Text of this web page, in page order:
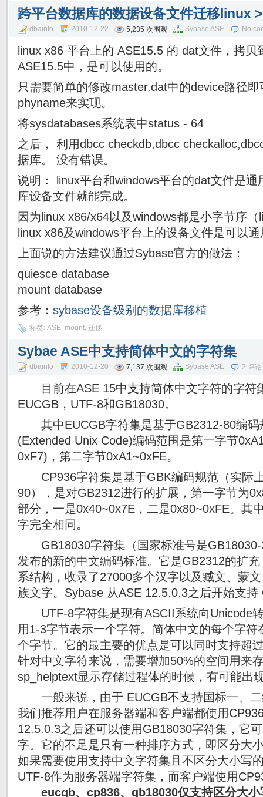
跨平台数据库的数据设备文件迁移linux
dbainfo 2010-12-22 5,235 次围观 Sybase ASE No
linux x86 平台上的 ASE15.5 的 dat文件，拷贝
ASE15.5中，是可以使用的。
只需要简单的修改master.dat中的device路径
phyname来实现。
将sysdatabases系统表中status - 64
之后， 利用dbcc checkdb,dbcc
据库。 没有错误。
说明： linux平台和windows平台的dat文件是
库设备文件就能完成。
因为linux x86/x64以及windows都是小字节序
linux x86及windows平台上的设备文件是可以
上面说的方法建议通过Sybase官方的做法：
quiesce database
mount database
参考： sybase设备级别的数据库移植
标签: ASE, mount, 迁移
Sybae ASE中支持简体中文的字符集
dbainfo 2010-12-20 7,137 次围观 Sybase ASE 2 评论
目前在ASE 15中支持简体中文字符的字符
EUCGB，UTF-8和GB18030。
其中EUCGB字符集是基于GB2312-80编码
(Extended Unix Code)编码范围是第一字节
0xF7)，第二字节0xA1~0xFE。
CP936字符集是基于GBK编码规范（实际
90），是对GB2312进行的扩展，第一字节为
部分，一是0x40~0x7E，二是0x80~0xFE。其
字完全相同。
GB18030字符集（国家标准号是GB18030-
发布的新的中文编码标准。它是GB2312的扩
系结构，收录了27000多个汉字以及臧文、蒙
族文字。Sybase 从ASE 12.5.0.3之后开始支持
UTF-8字符集是现有ASCII系统向Unicode
用1-3字节表示一个字符。简体中文的每个字
个字节。它的最主要的优点是可以同时支持超
针对中文字符来说，需要增加50%的空间用来
sp_helptext显示存储过程体的时候，有可能出
一般来说，由于 EUCGB不支持国标一、二
我们推荐用户在服务器端和客户端都使用
12.5.0.3之后还可以使用GB18030字符集，它
字。它的不足是只有一种排序方式，即区分大
如果需要使用支持中文字符集且不区分大小写
UTF-8作为服务器端字符集，而客户端使用
eucgb、cp836、gb18030仅支持区分大